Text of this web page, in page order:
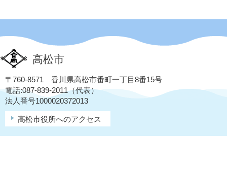
高松市
〒760-8571 香川県高松市番町一丁目8番15号
電話:087-839-2011（代表）
法人番号1000020372013
高松市役所へのアクセス